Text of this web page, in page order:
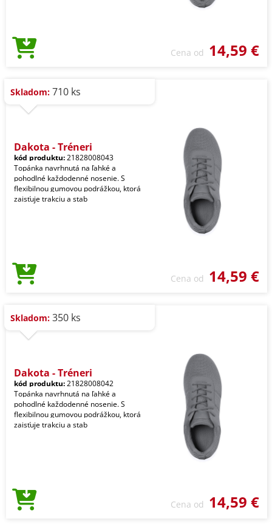
Cena od 14,59 €
Skladom: 710 ks
Dakota - Tréneri
kód produktu:21828008043
Topánka navrhnutá na ľahké a
pohodlné každodenné nosenie. S
flexibilnou gumovou podrážkou, ktorá
zaisťuje trakciu a stab
Cena od 14,59 €
Skladom: 350 ks
Dakota - Tréneri
kód produktu:21828008042
Topánka navrhnutá na ľahké a
pohodlné každodenné nosenie. S
flexibilnou gumovou podrážkou, ktorá
zaisťuje trakciu a stab
Cena od 14,59 €